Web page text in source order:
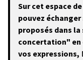
Sur cet espace
pouvez
proposés dans
concertation" en
vos